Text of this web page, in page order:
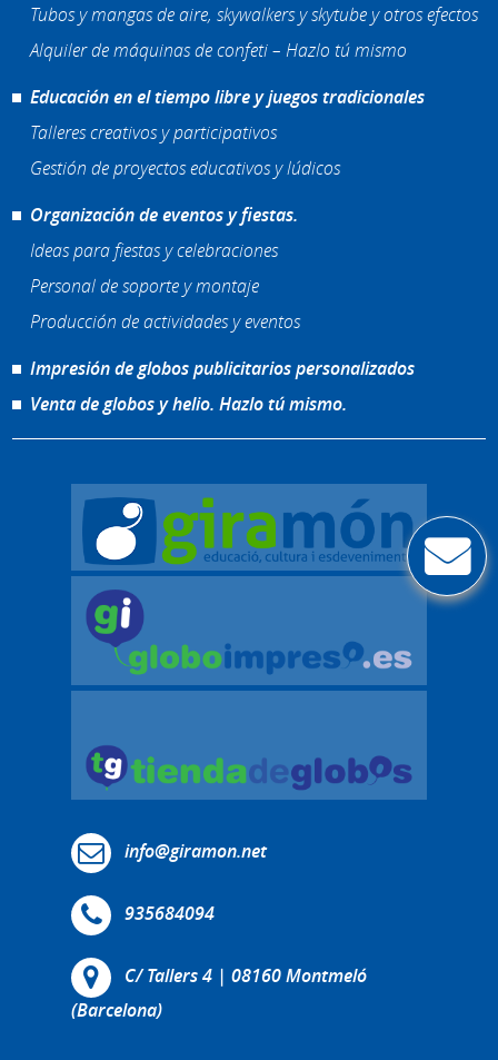
Tubos y mangas de aire, skywalkers y skytube y otros efectos
Alquiler de máquinas de confeti – Hazlo tú mismo
Educación en el tiempo libre y juegos tradicionales
Talleres creativos y participativos
Gestión de proyectos educativos y lúdicos
Organización de eventos y fiestas.
Ideas para fiestas y celebraciones
Personal de soporte y montaje
Producción de actividades y eventos
Impresión de globos publicitarios personalizados
Venta de globos y helio. Hazlo tú mismo.
info@giramon.net
935684094
C/ Tallers 4 | 08160 Montmeló
(Barcelona)